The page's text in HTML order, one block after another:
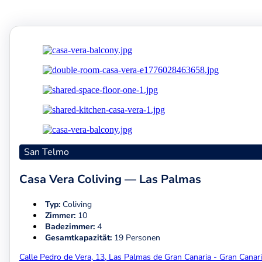
San Telmo
Casa Vera Coliving — Las Palmas
Typ: Coliving
Zimmer: 10
Badezimmer: 4
Gesamtkapazität: 19 Personen
Calle Pedro de Vera, 13, Las Palmas de Gran Canaria - Gran